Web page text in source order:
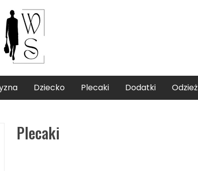
Dziecko Plecaki Dodatki Odzież
Plecaki